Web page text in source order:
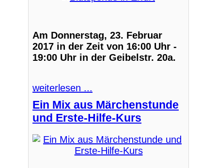
Am Donnerstag, 23. Februar
2017 in der Zeit von 16:00 Uhr -
19:00 Uhr in der Geibelstr. 20a.
weiterlesen ...
Ein Mix aus Märchenstunde
und Erste-Hilfe-Kurs